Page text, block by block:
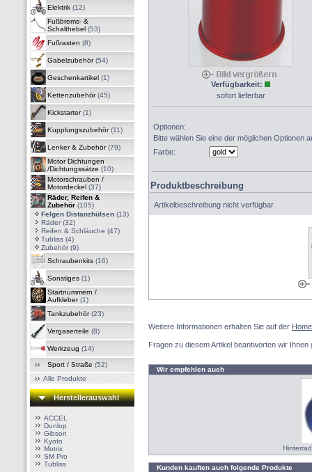
Elektrik (12)
Fußbrems- &
Schalthebel (53)
Fußrasten (8)
Gabelzubehör(54)
Geschenkartikel (1)
Kettenzubehör(45)
Kickstarter(1)
Kupplungszubehör(11)
Lenker & Zubehör(79)
Motor Dichtungen
/Dichtungssätze (10)
Motorschrauben /
Motordeckel (37)
Räder, Reifen &
Zubehör (105)
Felgen Distanzhülsen (13)
Räder (32)
Reifen & Schläuche (47)
Tubliss (4)
Zubehör (9)
Schraubenkits (16)
Sonstiges (1)
Startnummern /
Aufkleber(1)
Tankzubehör(23)
Vergaserteile (8)
Werkzeug (14)
Sport / Straße (52)
Alle Produkte
Herstellerauswahl
ACCEL
Dunlop
Gibson
Kyoto
Motrix
SM Pro
Tubliss
Verfügbarkeit:
sofort lieferbar
Optionen:
Bitte wählen Sie eine der möglichen Optionen
Farbe:
Produktbeschreibung
Artikelbeschreibung nicht verfügbar
Weitere Informationen erhalten Sie auf der
Fragen zu diesem Artikel beantworten wir
Wir empfehlen auch
Kunden kauften auch folgende Produkte